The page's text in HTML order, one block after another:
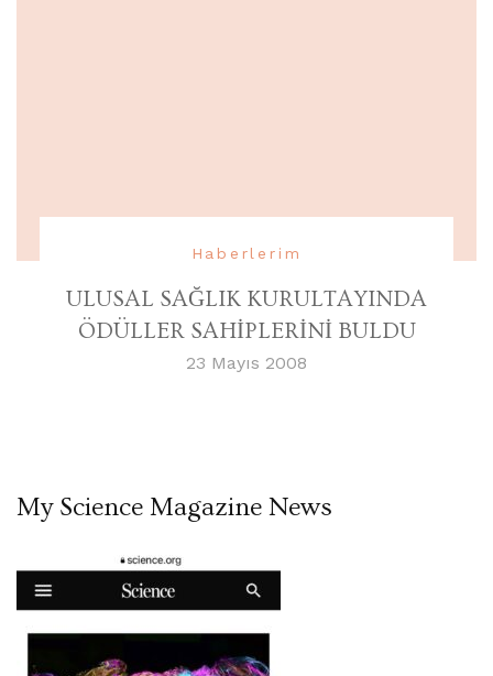
Haberlerim
ULUSAL SAĞLIK KURULTAYINDA
ÖDÜLLER SAHİPLERİNİ BULDU
23 Mayıs 2008
My Science Magazine News